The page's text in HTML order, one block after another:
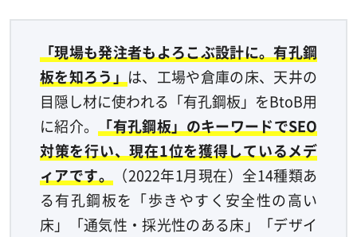
「現場も発注者もよろこぶ設計に。有孔鋼
板を知ろう」 は、工場や倉庫の床、天井の
目隠し材に使われる「有孔鋼板」をBtoB用
に紹介。
「有孔鋼板」のキーワードでSEO
対策を行い、現在1位を獲得しているメデ
ィアです。
（2022年1月現在）全14種類あ
る有孔鋼板を「歩きやすく安全性の高い
床」「通気性・採光性のある床」「デザイ